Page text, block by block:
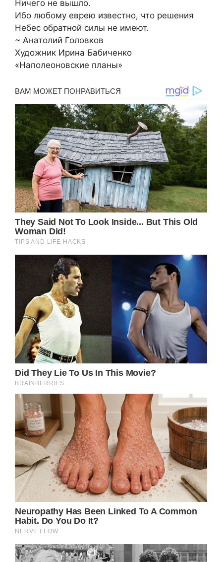
Ничего не вышло.
Ибо любому еврею известно, что решения
Небес обратной силы не имеют.
~ Анатолий Головков
Художник Ирина Бабиченко
«Наполеоновские планы»